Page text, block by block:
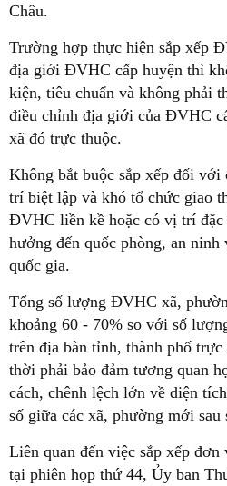
Châu.
Trường hợp thực hiện sắp xếp
địa giới ĐVHC cấp huyện thì
kiện, tiêu chuẩn và không phải
điều chỉnh địa giới của ĐVHC
xã đó trực thuộc.
Không bắt buộc sắp xếp đối
trí biệt lập và khó tổ chức giao
ĐVHC liền kề hoặc có vị trí đặc
hưởng đến quốc phòng, an ninh
quốc gia.
Tổng số lượng ĐVHC xã,
khoảng 60 - 70% so với số
trên địa bàn tỉnh, thành phố
thời phải bảo đảm tương quan
cách, chênh lệch lớn về diện
số giữa các xã, phường mới sau
Liên quan đến việc sắp xếp
tại phiên họp thứ 44, Ủy ban